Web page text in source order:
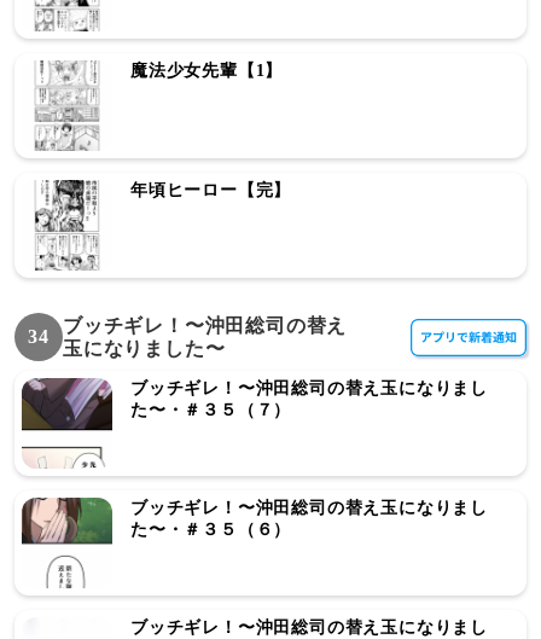
魔法少女先輩【1】
年頃ヒーロー【完】
34
ブッチギレ！〜沖田総司の替え
玉になりました〜
ブッチギレ！〜沖田総司の替え玉になりまし
た〜・＃３５（７）
ブッチギレ！〜沖田総司の替え玉になりまし
た〜・＃３５（６）
ブッチギレ！〜沖田総司の替え玉になりまし